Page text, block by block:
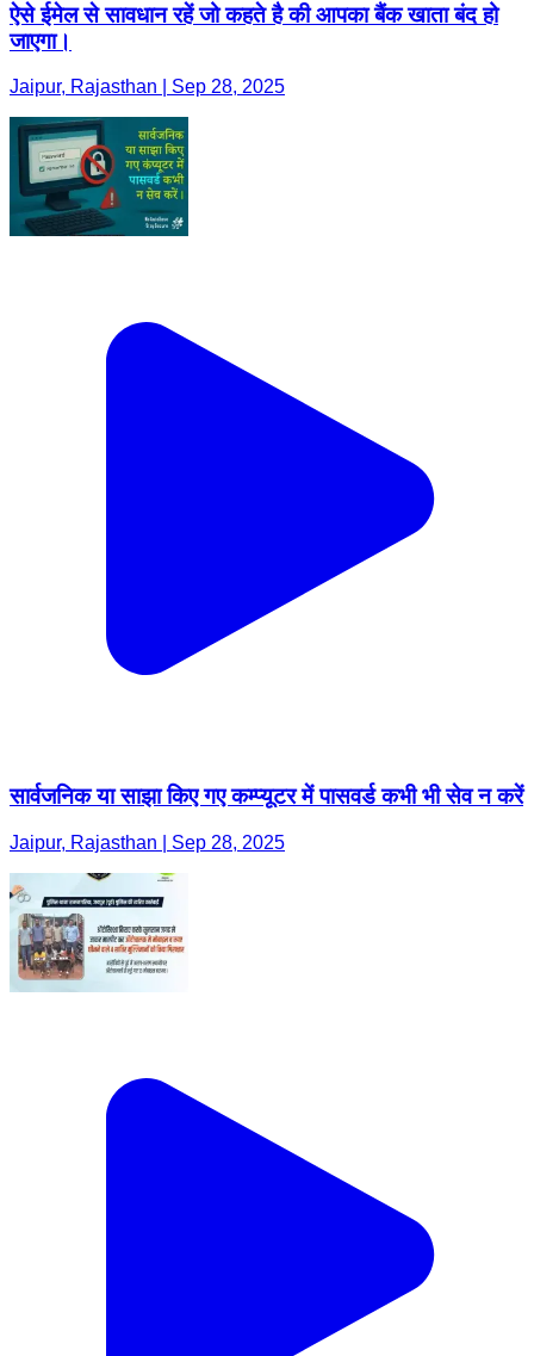
ऐसे ईमेल से सावधान रहें जो कहते है की आपका बैंक खाता बंद हो
जाएगा।
Jaipur, Rajasthan | Sep 28, 2025
सार्वजनिक या साझा किए गए कम्प्यूटर में पासवर्ड कभी भी सेव न करें
Jaipur, Rajasthan | Sep 28, 2025